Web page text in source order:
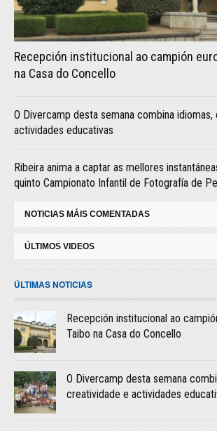
Recepción institucional ao campión
na Casa do Concello
O Divercamp desta semana combina
actividades educativas
Ribeira anima a captar as mellores
quinto Campionato Infantil de Fotografía de
NOTICIAS MÁIS COMENTADAS
ÚLTIMOS VIDEOS
ÚLTIMAS NOTICIAS
Recepción institucional ao
Taibo na Casa do Concello
O Divercamp desta semana
creatividade e actividades